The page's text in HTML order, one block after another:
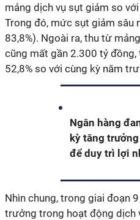
mảng dịch vụ sụt giảm so
Trong đó, mức sụt giảm sâu
83,8%). Ngoài ra, thu từ
cũng mất gần 2.300 tỷ
52,8% so với cùng kỳ năm
Ngân hàng
kỳ tăng
để duy trì lợi
Nhìn chung, trong giai đoạn
trưởng trong hoạt động dịch